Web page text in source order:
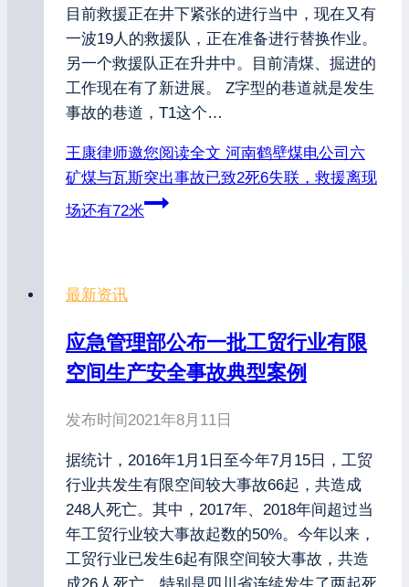
目前救援正在井下紧张的进行当中，现在又有
一波19人的救援队，正在准备进行替换作业。
另一个救援队正在升井中。目前清煤、掘进的
工作现在有了新进展。 Z字型的巷道就是发生
事故的巷道，T1这个…
王康律师邀您阅读全文 河南鹤壁煤电公司六
矿煤与瓦斯突出事故已致2死6失联，救援离现
场还有72米
最新资讯
应急管理部公布一批工贸行业有限
空间生产安全事故典型案例
发布时间2021年8月11日
据统计，2016年1月1日至今年7月15日，工贸
行业共发生有限空间较大事故66起，共造成
248人死亡。其中，2017年、2018年间超过当
年工贸行业较大事故起数的50%。今年以来，
工贸行业已发生6起有限空间较大事故，共造